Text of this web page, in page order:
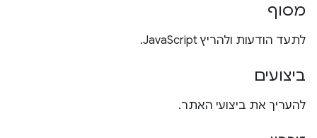
מסוף
לתעד הודעות ולהריץ JavaScript.
ביצועים
להעריך את ביצועי האתר.